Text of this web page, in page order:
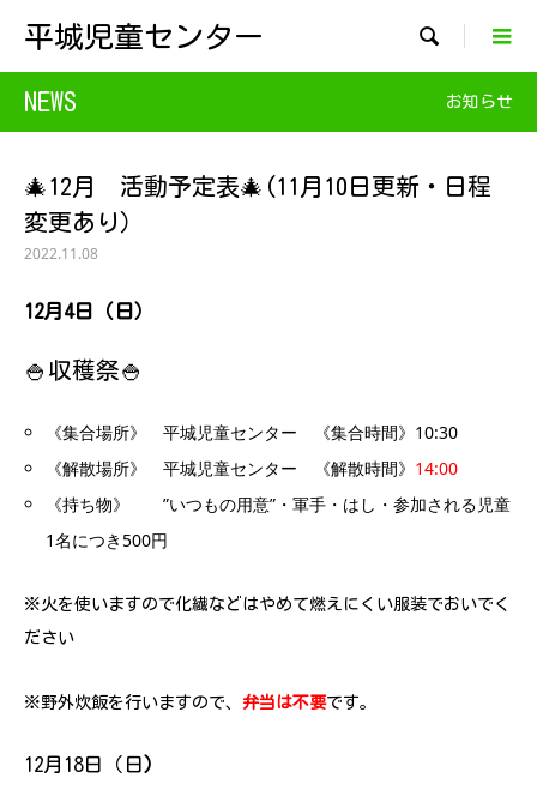
平城児童センター 
NEWS お知らせ
🎄12月 活動予定表🎄(11月10日更新・日程
変更あり）
2022.11.08
12月4日（日）
🍚収穫祭🍚
《集合場所》 平城児童センター 《集合時間》10:30
《解散場所》 平城児童センター 《解散時間》 14:00
《持ち物》 ”いつもの用意”・軍手・はし・参加される児童
1名につき500円
※火を使いますので化繊などはやめて燃えにくい服装でおいでく
ださい
※野外炊飯を行いますので、 弁当は不要です。
12月18日（日）